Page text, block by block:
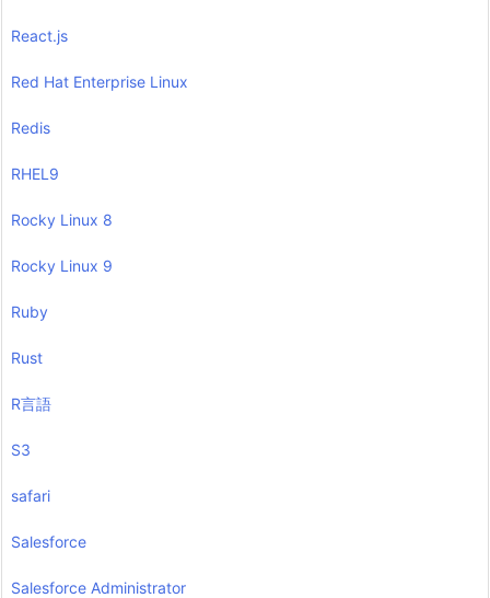
React.js
Red Hat Enterprise Linux
Redis
RHEL9
Rocky Linux 8
Rocky Linux 9
Ruby
Rust
R言語
S3
safari
Salesforce
Salesforce Administrator